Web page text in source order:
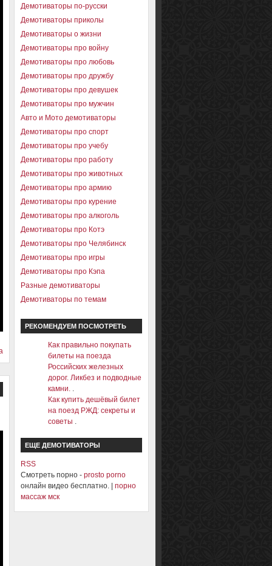
Демотиваторы по-русски
Демотиваторы приколы
Демотиваторы о жизни
Демотиваторы про войну
Демотиваторы про любовь
Демотиваторы про дружбу
Демотиваторы про девушек
Демотиваторы про мужчин
Авто и Мото демотиваторы
Демотиваторы про спорт
Демотиваторы про учебу
Демотиваторы про работу
Демотиваторы про животных
Демотиваторы про армию
Демотиваторы про курение
Демотиваторы про алкоголь
Демотиваторы про Котэ
Демотиваторы про Челябинск
Демотиваторы про игры
Демотиваторы про Кэпа
Разные демотиваторы
Демотиваторы по темам
РЕКОМЕНДУЕМ ПОСМОТРЕТЬ
Как правильно покупать
билеты на поезда
Российских железных
дорог. Ликбез и подводные
камни. .
Как купить дешёвый билет
на поезд РЖД: секреты и
советы .
ЕЩЕ ДЕМОТИВАТОРЫ
RSS
Смотреть порно - prosto porno
онлайн видео бесплатно. | порно
массаж мск